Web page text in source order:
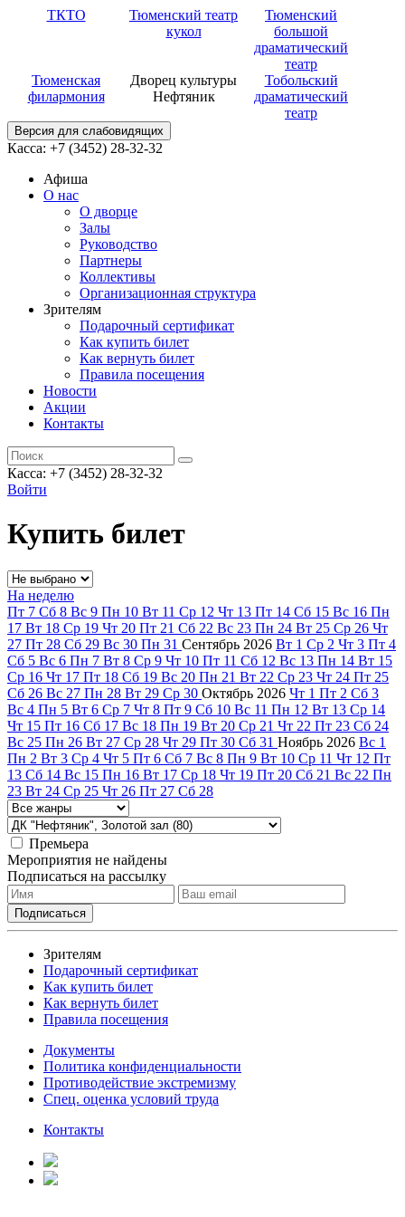
ТКТО
Тюменский театр
кукол
Тюменский
большой
драматический
театр
Тюменская
филармония
Дворец культуры
Нефтяник
Тобольский
драматический
театр
Версия для слабовидящих
Касса: +7 (3452) 28-32-32
Афиша
О нас
О дворце
Залы
Руководство
Партнеры
Коллективы
Организационная структура
Зрителям
Подарочный сертификат
Как купить билет
Как вернуть билет
Правила посещения
Новости
Акции
Контакты
Касса: +7 (3452) 28-32-32
Войти
Купить билет
На неделю
Пт 7 Сб 8 Вс 9 Пн 10 Вт 11 Ср 12 Чт 13 Пт 14 Сб 15 Вс 16 Пн
17 Вт 18 Ср 19 Чт 20 Пт 21 Сб 22 Вс 23 Пн 24 Вт 25 Ср 26 Чт
27 Пт 28 Сб 29 Вс 30 Пн 31 Сентябрь 2026 Вт 1 Ср 2 Чт 3 Пт 4
Сб 5 Вс 6 Пн 7 Вт 8 Ср 9 Чт 10 Пт 11 Сб 12 Вс 13 Пн 14 Вт 15
Ср 16 Чт 17 Пт 18 Сб 19 Вс 20 Пн 21 Вт 22 Ср 23 Чт 24 Пт 25
Сб 26 Вс 27 Пн 28 Вт 29 Ср 30 Октябрь 2026 Чт 1 Пт 2 Сб 3
Вс 4 Пн 5 Вт 6 Ср 7 Чт 8 Пт 9 Сб 10 Вс 11 Пн 12 Вт 13 Ср 14
Чт 15 Пт 16 Сб 17 Вс 18 Пн 19 Вт 20 Ср 21 Чт 22 Пт 23 Сб 24
Вс 25 Пн 26 Вт 27 Ср 28 Чт 29 Пт 30 Сб 31 Ноябрь 2026 Вс 1
Пн 2 Вт 3 Ср 4 Чт 5 Пт 6 Сб 7 Вс 8 Пн 9 Вт 10 Ср 11 Чт 12 Пт
13 Сб 14 Вс 15 Пн 16 Вт 17 Ср 18 Чт 19 Пт 20 Сб 21 Вс 22 Пн
23 Вт 24 Ср 25 Чт 26 Пт 27 Сб 28
Премьера
Мероприятия не найдены
Подписаться на рассылку
Зрителям
Подарочный сертификат
Как купить билет
Как вернуть билет
Правила посещения
Документы
Политика конфиденциальности
Противодействие экстремизму
Спец. оценка условий труда
Контакты